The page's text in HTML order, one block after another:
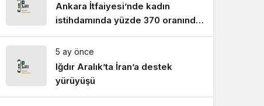
Ankara İtfaiyesi’nde kadın
istihdamında yüzde 370 oranında
artış
5 ay önce
Iğdır Aralık’ta İran’a destek
yürüyüşü